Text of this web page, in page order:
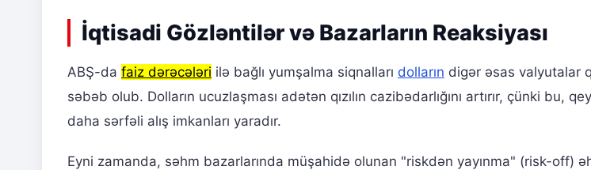
İqtisadi Gözləntilər və Bazarların Reaksiyası
ABŞ-da faiz dərəcələri ilə bağlı yumşalma siqnalları dolların digər əsas valyutalar
səbəb olub. Dolların ucuzlaşması adətən qızılın cazibədarlığını artırır, çünki bu,
daha sərfəli alış imkanları yaradır.
Eyni zamanda, səhm bazarlarında müşahidə olunan "riskdən yayınma" (risk-off)